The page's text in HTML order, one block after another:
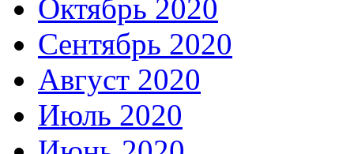
Октябрь 2020
Сентябрь 2020
Август 2020
Июль 2020